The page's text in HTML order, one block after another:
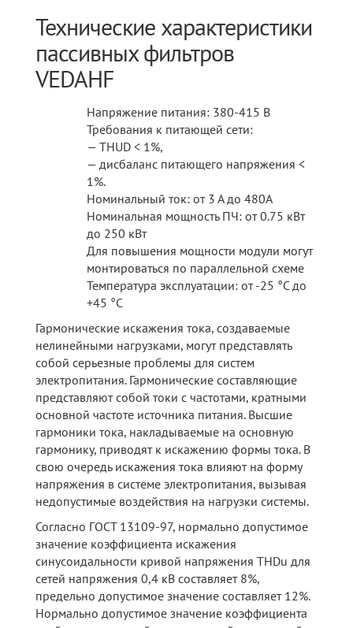
Технические характеристики
пассивных фильтров
VEDAHF
Напряжение питания: 380-415 В
Требования к питающей сети:
— THUD < 1%,
— дисбаланс питающего напряжения <
1%.
Номинальный ток: от 3 А до 480А
Номинальная мощность ПЧ: от 0.75 кВт
до 250 кВт
Для повышения мощности модули могут
монтироваться по параллельной схеме
Температура эксплуатации: от -25 °C до
+45 °C
Гармонические искажения тока, создаваемые
нелинейными нагрузками, могут представлять
собой серьезные проблемы для систем
электропитания. Гармонические составляющие
представляют собой токи с частотами, кратными
основной частоте источника питания. Высшие
гармоники тока, накладываемые на основную
гармонику, приводят к искажению формы тока. В
свою очередь искажения тока влияют на форму
напряжения в системе электропитания, вызывая
недопустимые воздействия на нагрузки системы.
Согласно ГОСТ 13109-97, нормально допустимое
значение коэффициента искажения
синусоидальности кривой напряжения THDu для
сетей напряжения 0,4 кВ составляет 8%,
предельно допустимое значение составляет 12%.
Нормально допустимое значение коэффициента